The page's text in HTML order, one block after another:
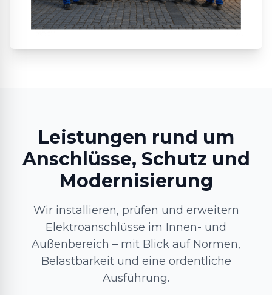
Leistungen rund um
Anschlüsse, Schutz und
Modernisierung
Wir installieren, prüfen und erweitern
Elektroanschlüsse im Innen- und
Außenbereich – mit Blick auf Normen,
Belastbarkeit und eine ordentliche
Ausführung.